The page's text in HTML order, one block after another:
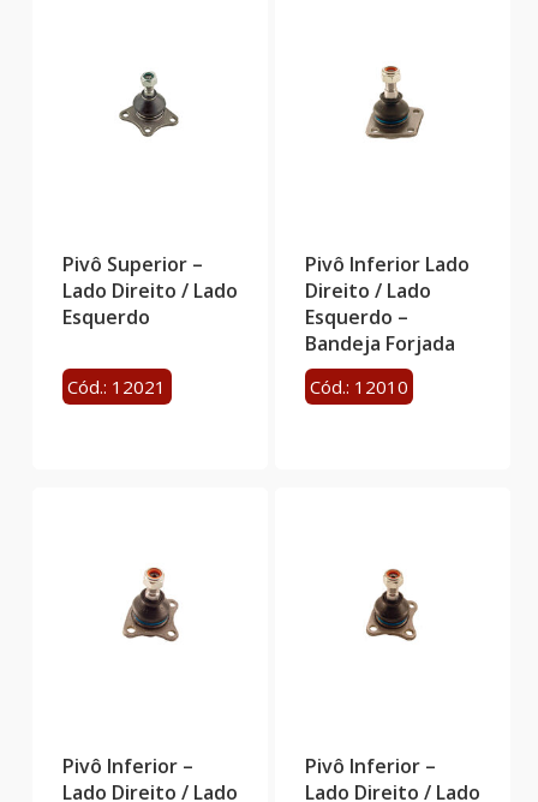
Pivô Superior –
Lado Direito / Lado
Esquerdo
Cód.: 12021
Pivô Inferior Lado
Direito / Lado
Esquerdo –
Bandeja Forjada
Cód.: 12010
Pivô Inferior –
Lado Direito / Lado
Pivô Inferior –
Lado Direito / Lado